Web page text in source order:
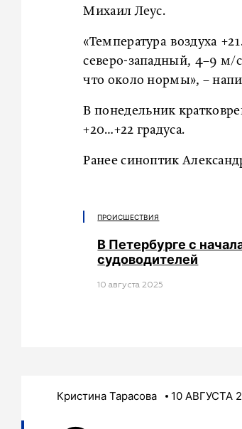
Михаил Леус.
«Температура воздуха
северо-западный, 4–9 м/
что около нормы», –
В понедельник
+20…+22 градуса.
Ранее синоптик
ПРОИСШЕСТВИЯ
В Петербурге с
судоводителей
10 августа 2025
Кристина Тарасова 10 АВГУСТА